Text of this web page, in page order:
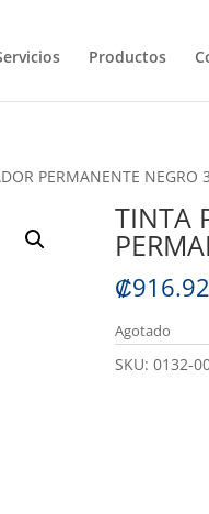
Productos
PERMANENTE NEGRO
TINTA
₡916.92
Agotado
SKU: 0132-